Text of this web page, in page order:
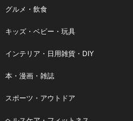
グルメ・飲食
キッズ・ベビー・玩具
インテリア・日用雑貨・DIY
本・漫画・雑誌
スポーツ・アウトドア